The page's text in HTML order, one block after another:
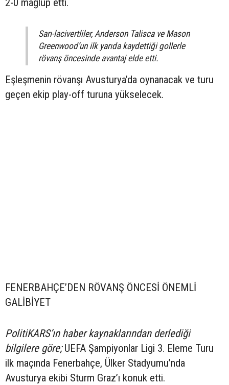
2-0 mağlup etti.
Sarı-lacivertliler, Anderson Talisca ve Mason
Greenwood’un ilk yarıda kaydettiği gollerle
rövanş öncesinde avantaj elde etti.
Eşleşmenin rövanşı Avusturya’da oynanacak ve turu
geçen ekip play-off turuna yükselecek.
FENERBAHÇE’DEN RÖVANŞ ÖNCESİ ÖNEMLİ
GALİBİYET
PolitiKARS’ın haber kaynaklarından derlediği
bilgilere göre;UEFA Şampiyonlar Ligi 3. Eleme Turu
ilk maçında Fenerbahçe, Ülker Stadyumu’nda
Avusturya ekibi Sturm Graz’ı konuk etti.